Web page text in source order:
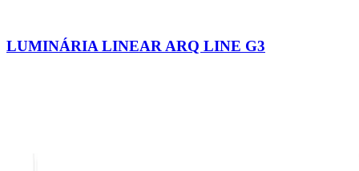
LUMINÁRIA LINEAR ARQ LINE G3